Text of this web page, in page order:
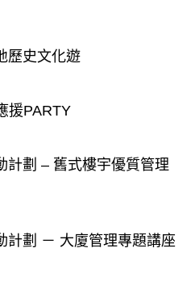
歷史文化遊
援PARTY
計劃 – 舊式樓宇優質管理
計劃 － 大廈管理專題講座